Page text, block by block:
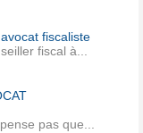
fiscaliste
fiscal à...
pas que...